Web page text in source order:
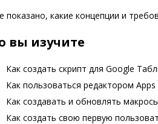
показано, какие концепции и
вы изучите
Как создать скрипт для Google
Как пользоваться редактором Apps
Как создавать и обновлять
Как создать свою первую